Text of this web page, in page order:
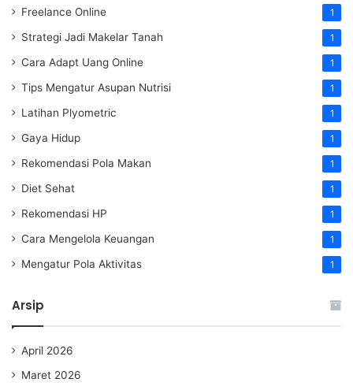
Freelance Online 1
Strategi Jadi Makelar Tanah 1
Cara Adapt Uang Online 1
Tips Mengatur Asupan Nutrisi 1
Latihan Plyometric 1
Gaya Hidup 1
Rekomendasi Pola Makan 1
Diet Sehat 1
Rekomendasi HP 1
Cara Mengelola Keuangan 1
Mengatur Pola Aktivitas 1
Arsip
April 2026
Maret 2026